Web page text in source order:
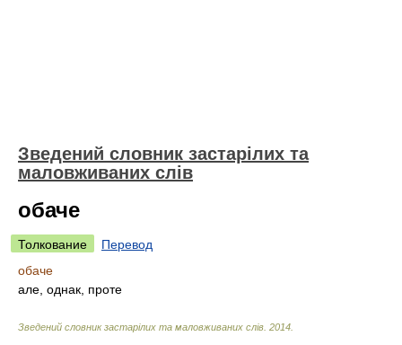
Зведений словник застарілих та
маловживаних слів
обаче
Толкование
Перевод
обаче
але, однак, проте
Зведений словник застарілих та маловживаних слів 2014